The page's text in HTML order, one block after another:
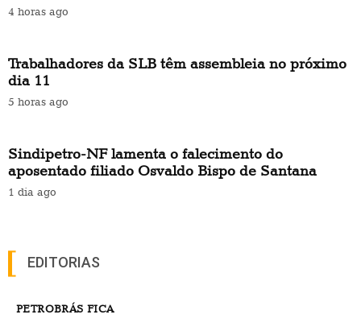
4 horas ago
Trabalhadores da SLB têm assembleia no próximo
dia 11
5 horas ago
Sindipetro-NF lamenta o falecimento do
aposentado filiado Osvaldo Bispo de Santana
1 dia ago
EDITORIAS
PETROBRÁS FICA